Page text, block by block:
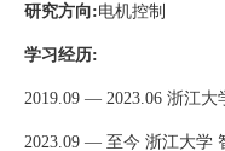
研究方向:电机控制
学习经历:
2019.09 — 2023.06 浙江大
2023.09 — 至今 浙江大学